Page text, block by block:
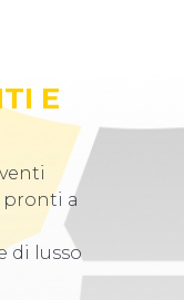
E
pronti a
di lusso